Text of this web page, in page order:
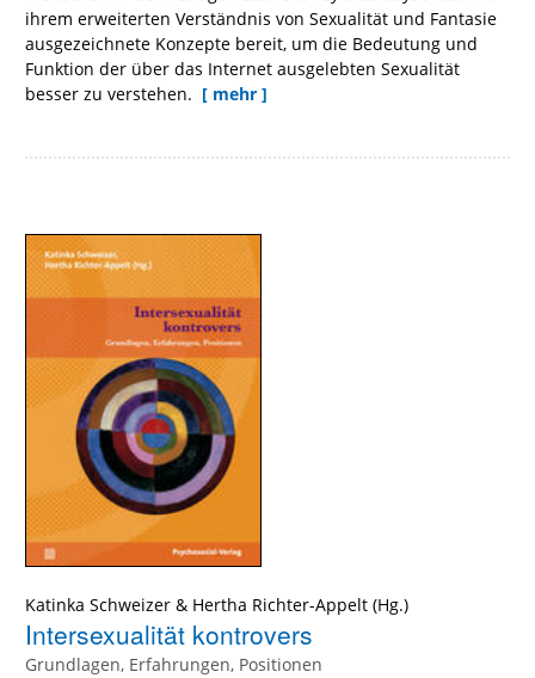
ihrem erweiterten Verständnis von Sexualität und Fantasie
ausgezeichnete Konzepte bereit, um die Bedeutung und
Funktion der über das Internet ausgelebten Sexualität
besser zu verstehen. [ mehr ]
Katinka Schweizer & Hertha Richter-Appelt
Intersexualität kontrovers
Grundlagen, Erfahrungen, Positionen